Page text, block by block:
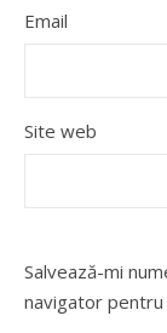
Email
Site web
Salvează-mi
navigator